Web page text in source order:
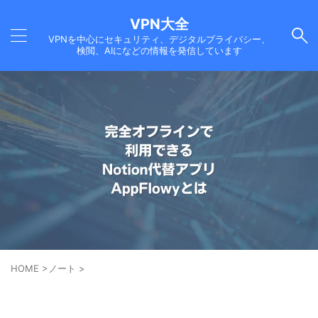
VPN大全
VPNを中心にセキュリティ、デジタルプライバシー、
検閲、AIになどの情報を発信しています
HOME > ノート >